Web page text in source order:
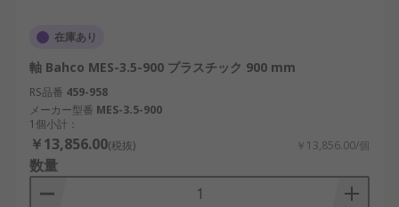
在庫あり
軸 Bahco MES-3.5-900 プラスチック 900 mm
RS品番 459-958
メーカー型番 MES-3.5-900
1個小計：
￥13,856.00(税抜) ￥13,856.00/個
数量